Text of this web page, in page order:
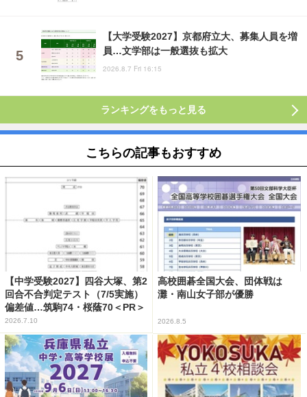
【大学受験2027】京都府立大、募集人員を増
員…文学部は一般選抜も拡大
2026.8.7 Fri 16:15
ランキングをもっと見る
こちらの記事もおすすめ
【中学受験2027】四谷大塚、第2
回合不合判定テスト（7/5実施）
偏差値…筑駒74・桜蔭70＜PR＞
2026.7.10
高校囲碁全国大会、団体戦は
灘・南山女子部が優勝
2026.8.5